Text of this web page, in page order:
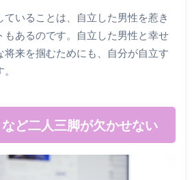
ていることは、自立した男性を惹き
もあるのです。自立した男性と幸せ
将来を掴むためにも、自分が自立す
ど二人三脚が欠かせない